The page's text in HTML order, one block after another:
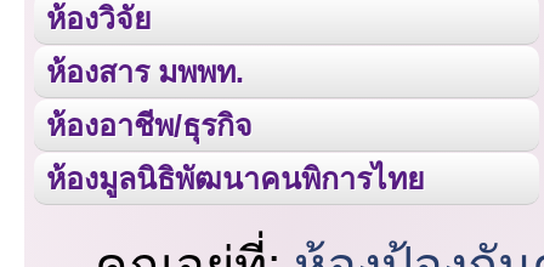
ห้องวิจัย
ห้องสาร มพพท.
ห้องอาชีพ/ธุรกิจ
ห้องมูลนิธิพัฒนาคนพิการไทย